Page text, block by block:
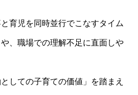
育児を同時並行でこなすタイム
、職場での理解不足に直面しや
しての子育ての価値」を踏まえ